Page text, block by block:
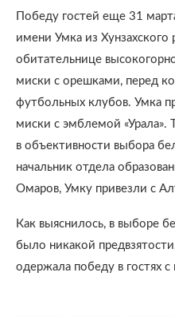
Победу гостей еще 31
имени Умка из
обитательнице
миски с орешками, перед
футбольных клубов. Умка
миски с эмблемой «Урала».
в объективности выбора
начальник отдела
Омаров, Умку привезли с
Как выяснилось, в выборе
было никакой
одержала победу в гостях